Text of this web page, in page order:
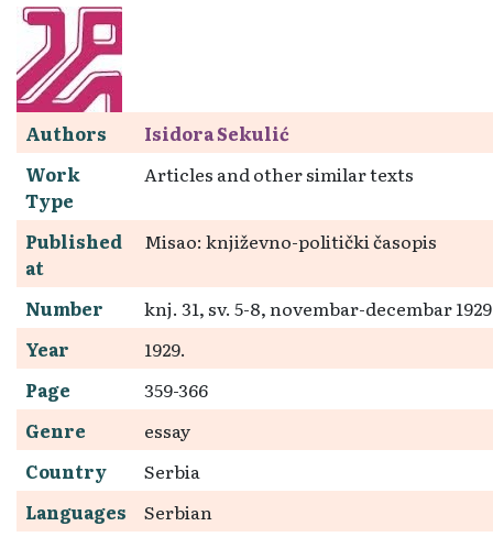
Authors
Isidora Sekulić
Work
Type
Articles and other similar texts
Published
at
Misao: književno-politički časopis
Number
knj. 31, sv. 5-8, novembar-decembar
Year
1929.
Page
359-366
Genre
essay
Country
Serbia
Languages
Serbian